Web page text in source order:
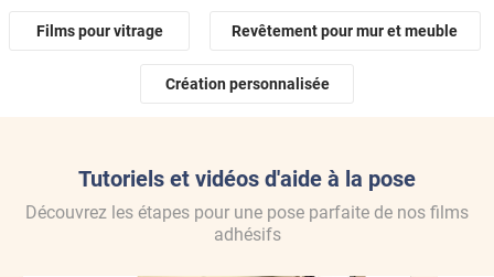
Films pour vitrage Revêtement pour mur et meuble
Création personnalisée
Tutoriels et vidéos d'aide à la pose
Découvrez les étapes pour une pose parfaite de nos films
adhésifs